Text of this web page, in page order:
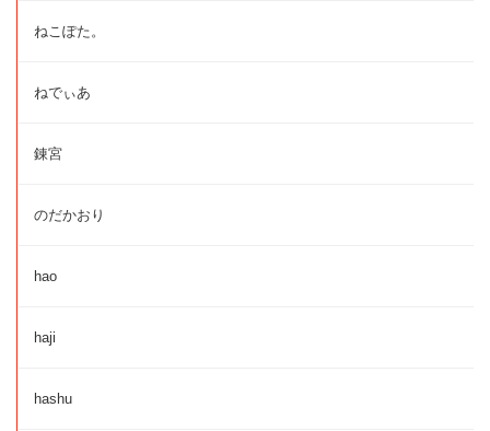
ねこぽた。
ねでぃあ
錬宮
のだかおり
hao
haji
hashu